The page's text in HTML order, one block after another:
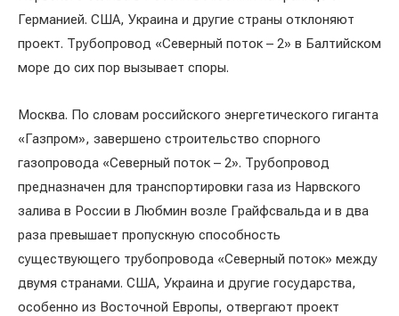
Германией. США, Украина и другие страны отклоняют
проект. Трубопровод «Северный поток – 2» в Балтийском
море до сих пор вызывает споры.
Москва. По словам российского энергетического гиганта
«Газпром», завершено строительство спорного
газопровода «Северный поток – 2». Трубопровод
предназначен для транспортировки газа из Нарвского
залива в России в Любмин возле Грайфсвальда и в два
раза превышает пропускную способность
существующего трубопровода «Северный поток» между
двумя странами. США, Украина и другие государства,
особенно из Восточной Европы, отвергают проект